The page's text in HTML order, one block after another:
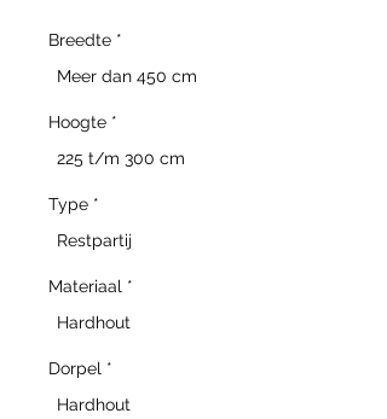
Breedte *
Meer dan 450 cm
Hoogte *
225 t/m 300 cm
Type *
Restpartij
Materiaal *
Hardhout
Dorpel *
Hardhout